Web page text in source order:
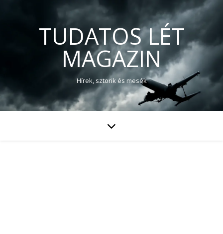
TUDATOS LÉT
MAGAZIN
Hírek, sztorik és mesék